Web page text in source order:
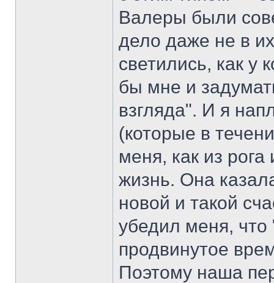
Валеры были
дело даже не в
светились, как у
бы мне и
взгляда". И я
(которые в
меня, как из
жизнь. Она
новой и такой
убедил меня,
продвинутое
Поэтому наша